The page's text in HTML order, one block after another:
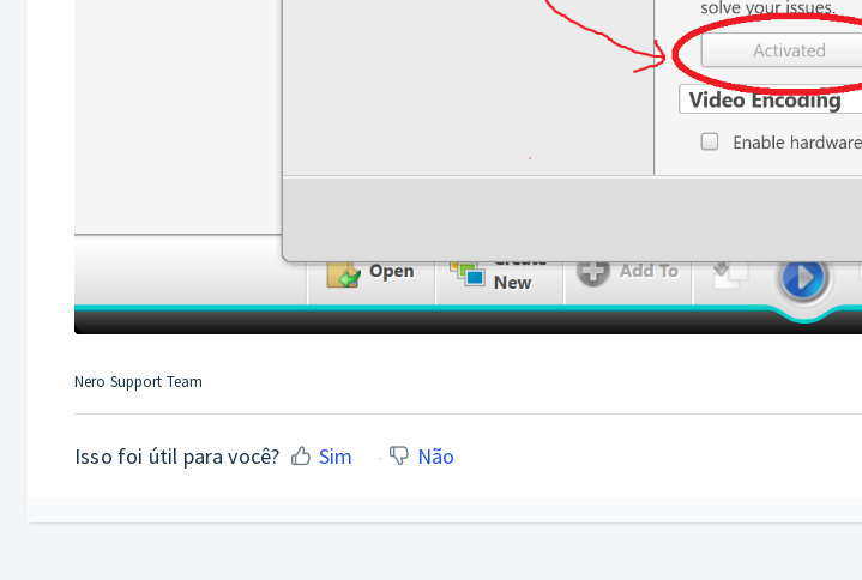
Nero Support Team
Isso foi útil para você? Sim Não